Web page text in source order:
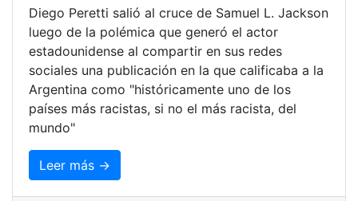
Diego Peretti salió al cruce de Samuel L. Jackson
luego de la polémica que generó el actor
estadounidense al compartir en sus redes
sociales una publicación en la que calificaba a la
Argentina como "históricamente uno de los
países más racistas, si no el más racista, del
mundo"
Leer más →